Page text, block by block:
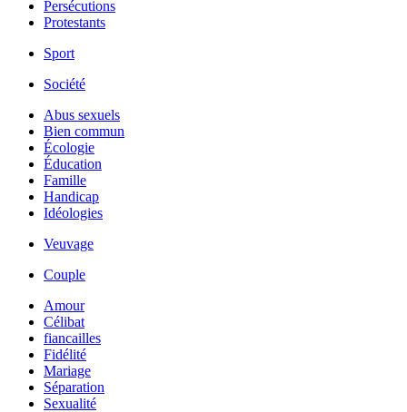
Persécutions
Protestants
Sport
Société
Abus sexuels
Bien commun
Écologie
Éducation
Famille
Handicap
Idéologies
Veuvage
Couple
Amour
Célibat
fiancailles
Fidélité
Mariage
Séparation
Sexualité